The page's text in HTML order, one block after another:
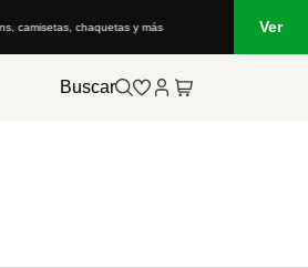
camisetas, chaquetas y más Ver
Buscar